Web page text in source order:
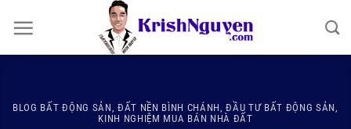
qua
nội
BLOG BẤT ĐỘNG SẢN ĐẤT NỀN BÌNH CHÁNH ,ĐẦU TƯ BẤT ĐỘNG SẢN
KINH NGHIỆM MUA BÁN NHÀ ĐẤT